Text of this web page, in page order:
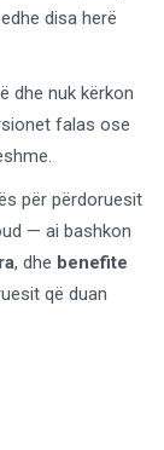
disa herë
dhe nuk kërkon
falas ose
për përdoruesit
— ai bashkon
, dhe benefite
që duan